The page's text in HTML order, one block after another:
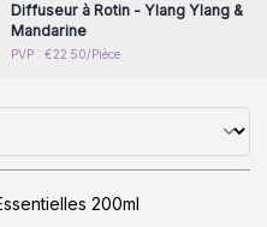
Diffuseur à Rotin - Ylang Ylang &
Mandarine
PVP : €22.50/Pièce